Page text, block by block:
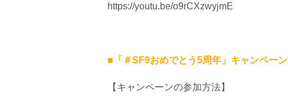
https://youtu.be/o9rCXzwyjmE
■「＃SF9おめでとう5周年」キャンペーン
【キャンペーンの参加方法】